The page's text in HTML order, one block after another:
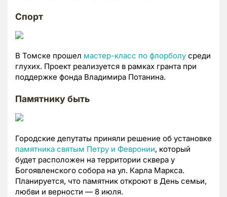
Спорт
В Томске прошел мастер-класс по флорболу среди
глухих. Проект реализуется в рамках гранта при
поддержке фонда Владимира Потанина.
Памятнику быть
Городские депутаты приняли решение об установке
памятника святым Петру и Февронии, который
будет расположен на территории сквера у
Богоявленского собора на ул. Карла Маркса.
Планируется, что памятник откроют в День семьи,
любви и верности — 8 июля.